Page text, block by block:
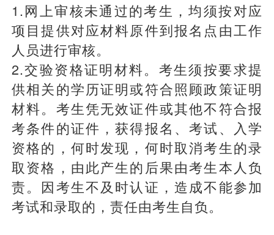
1.网上审核未通过的考生，均须按对应
项目提供对应材料原件到报名点由工作
人员进行审核。
2.交验资格证明材料。考生须按要求提
供相关的学历证明或符合照顾政策证明
材料。考生凭无效证件或其他不符合报
考条件的证件，获得报名、考试、入学
资格的，何时发现，何时取消考生的录
取资格，由此产生的后果由考生本人负
责。因考生不及时认证，造成不能参加
考试和录取的，责任由考生自负。